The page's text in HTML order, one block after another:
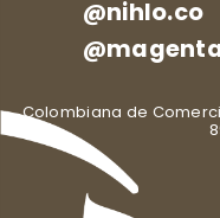
@nihlo.co
Colombiana de